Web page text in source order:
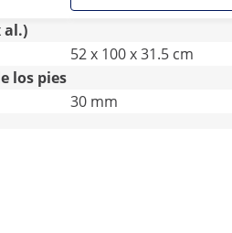
al.)
52 x 100 x 31.5 cm
los pies
30 mm
(acanalada) [mm]